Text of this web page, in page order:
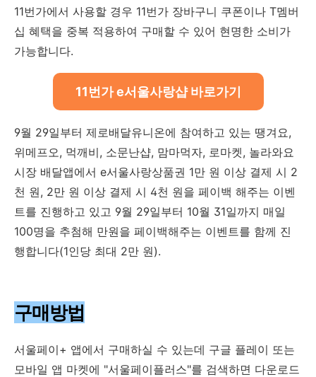
11번가에서 사용할 경우 11번가 장바구니 쿠폰이나 T멤버
십 혜택을 중복 적용하여 구매할 수 있어 현명한 소비가
가능합니다.
11번가 e서울사랑샵 바로가기
9월 29일부터 제로배달유니온에 참여하고 있는 땡겨요,
위메프오, 먹깨비, 소문난샵, 맘마먹자, 로마켓, 놀라와요
시장 배달앱에서 e서울사랑상품권 1만 원 이상 결제 시 2
천 원, 2만 원 이상 결제 시 4천 원을 페이백 해주는 이벤
트를 진행하고 있고 9월 29일부터 10월 31일까지 매일
100명을 추첨해 만원을 페이백해주는 이벤트를 함께 진
행합니다(1인당 최대 2만 원).
구매방법
서울페이+ 앱에서 구매하실 수 있는데 구글 플레이 또는
모바일 앱 마켓에 "서울페이플러스"를 검색하면 다운로드